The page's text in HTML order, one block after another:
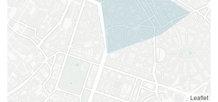
Leaflet